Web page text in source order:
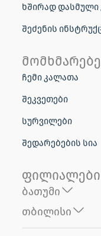
ხშირად დასმული
შეძენის
ჩემი კალათა
შეკვეთები
სურვილები
შედარებების სია
ფილიალები
ბათუმი
თბილისი